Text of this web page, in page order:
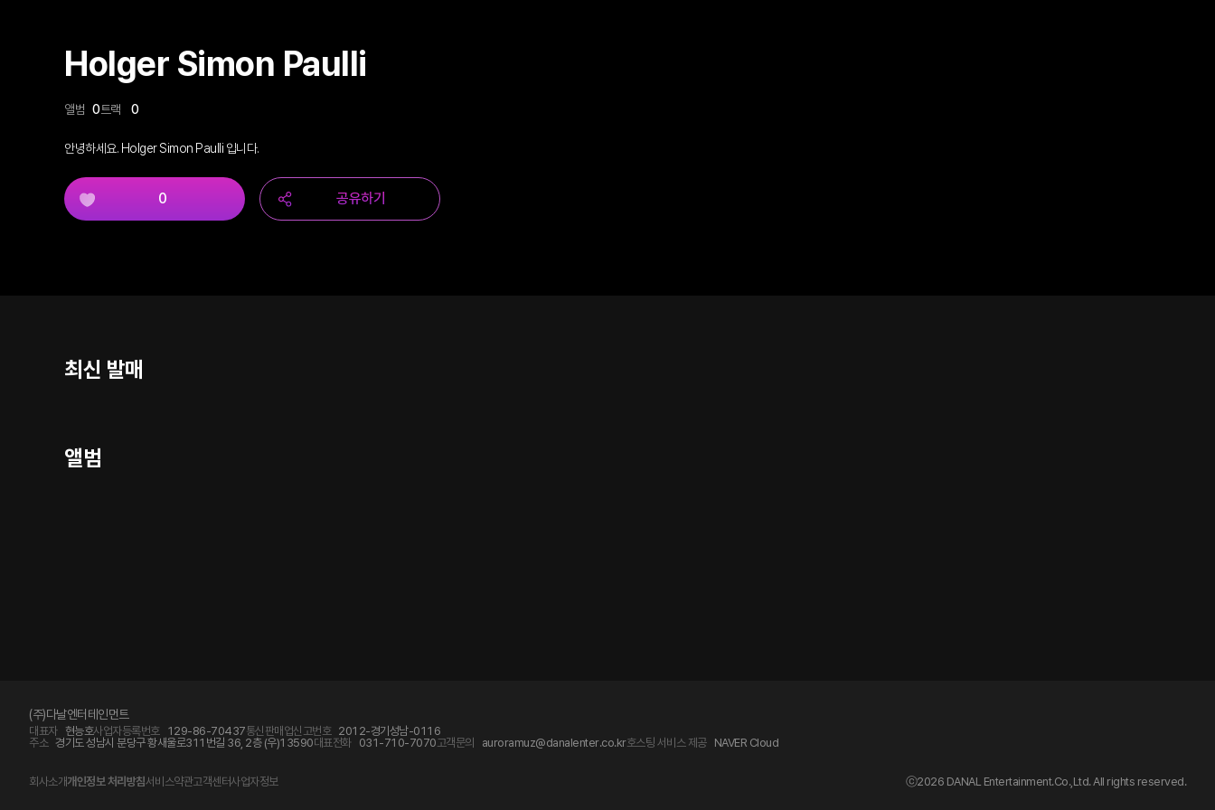
Holger Simon Paulli
앨범 0트랙 0
안녕하세요. Holger Simon Paulli 입니다.
0 공유하기
최신 발매
앨범
(주)다날엔터테인먼트
대표자 현능호사업자등록번호 129-86-70437통신판매업신고번호 2012-경기성남-0116
주소 경기도 성남시 분당구 황새울로311번길 36, 2층 (우)13590대표전화 031-710-7070고객문의 auroramuz@danalenter.co.kr호스팅 서비스 제공 NAVER Cloud
회사소개개인정보 처리방침서비스약관고객센터사업자정보 ⓒ2026 DANAL Entertainment.Co.,Ltd. All rights reserved.